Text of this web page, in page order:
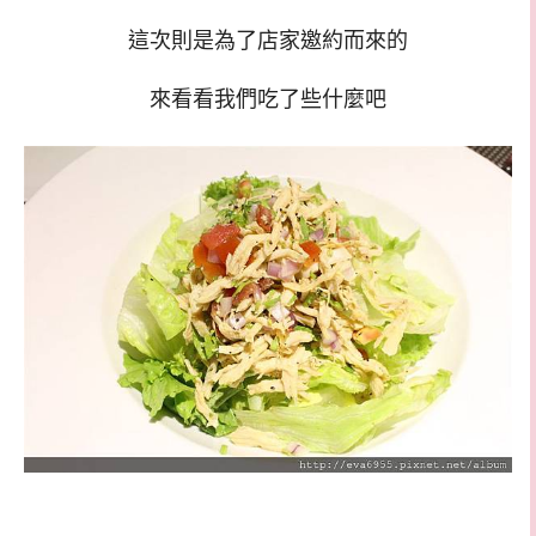
這次則是為了店家邀約而來的
來看看我們吃了些什麼吧